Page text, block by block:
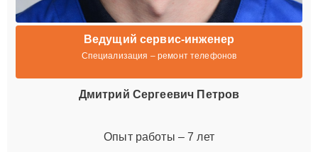
Ведущий сервис-инженер
Специализация – ремонт телефонов
Дмитрий Сергеевич Петров
Опыт работы – 7 лет